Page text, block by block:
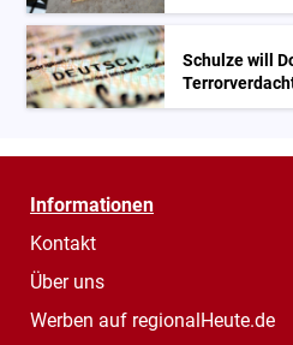
Schulze will
Informationen
Kontakt
Über uns
Werben auf regionalHeute.de